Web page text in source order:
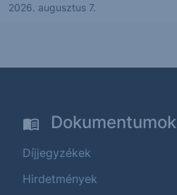
2026. augusztus 7.
Dokumentumok
Díjjegyzékek
Hirdetmények